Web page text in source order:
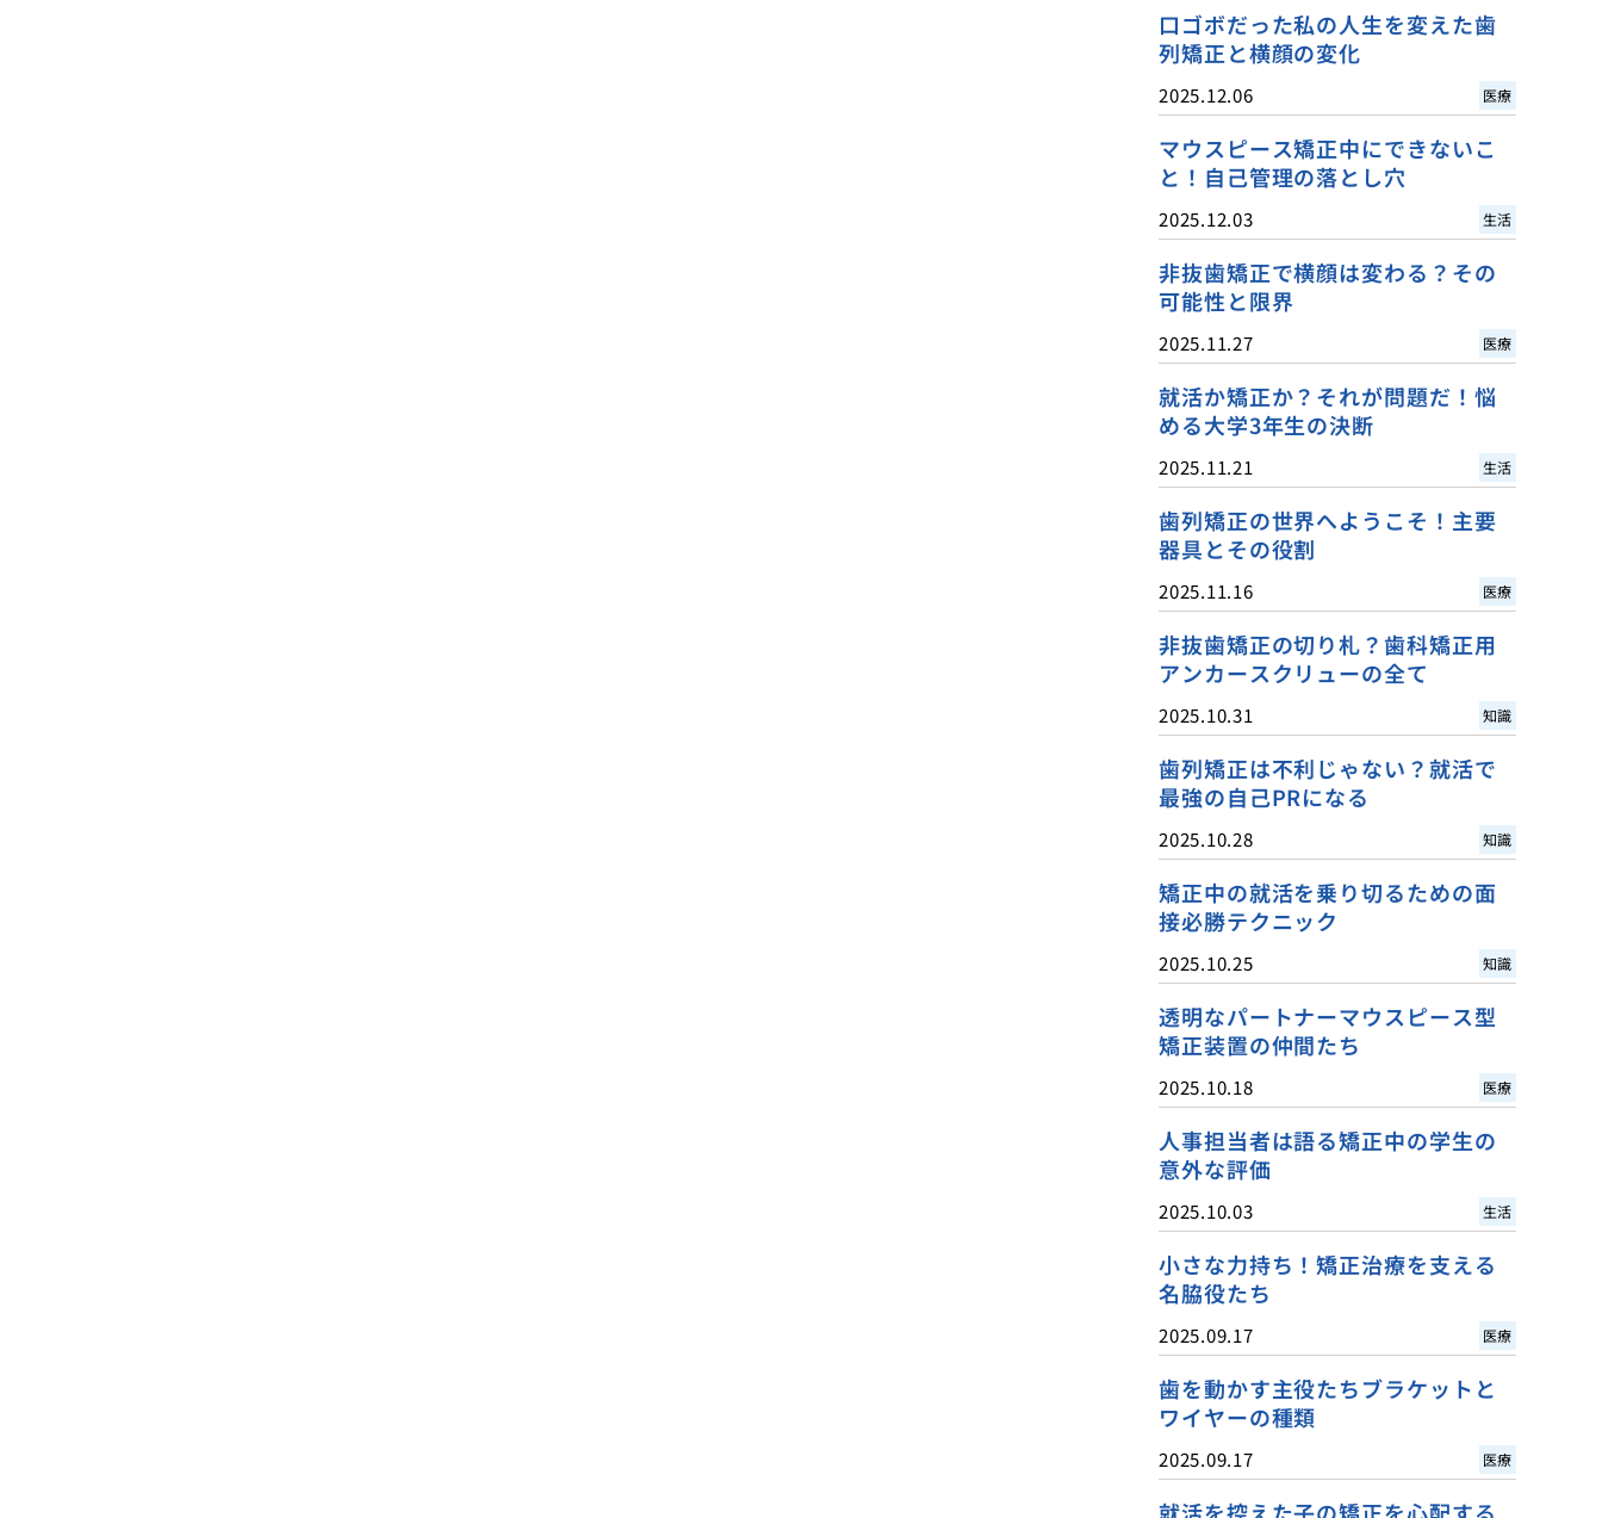
口ゴボだった私の人生を変えた歯
列矯正と横顔の変化
2025.12.06 医療
マウスピース矯正中にできないこ
と！自己管理の落とし穴
2025.12.03 生活
非抜歯矯正で横顔は変わる？その
可能性と限界
2025.11.27 医療
就活か矯正か？それが問題だ！悩
める大学3年生の決断
2025.11.21 生活
歯列矯正の世界へようこそ！主要
器具とその役割
2025.11.16 医療
非抜歯矯正の切り札？歯科矯正用
アンカースクリューの全て
2025.10.31 知識
歯列矯正は不利じゃない？就活で
最強の自己PRになる
2025.10.28 知識
矯正中の就活を乗り切るための面
接必勝テクニック
2025.10.25 知識
透明なパートナーマウスピース型
矯正装置の仲間たち
2025.10.18 医療
人事担当者は語る矯正中の学生の
意外な評価
2025.10.03 生活
小さな力持ち！矯正治療を支える
名脇役たち
2025.09.17 医療
歯を動かす主役たちブラケットと
ワイヤーの種類
2025.09.17 医療